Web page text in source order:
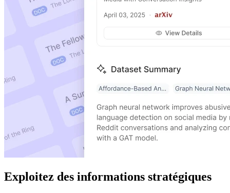
Exploitez des informations stratégiques